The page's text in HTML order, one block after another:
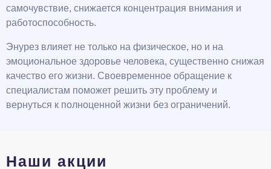
самочувствие, снижается концентрация внимания и
работоспособность.
Энурез влияет не только на физическое, но и на
эмоциональное здоровье человека, существенно снижая
качество его жизни. Своевременное обращение к
специалистам поможет решить эту проблему и
вернуться к полноценной жизни без ограничений.
Наши акции